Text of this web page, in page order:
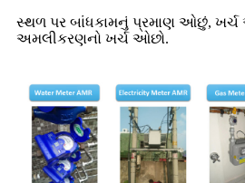
સ્થળ પર બાંધકામનું પ્રમાણ ઓછું,
અમલીકરણનો ખર્ચ ઓછો.